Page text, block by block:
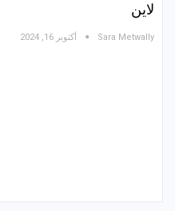
لاين
Sara Metwally أكتوبر 16, 2024